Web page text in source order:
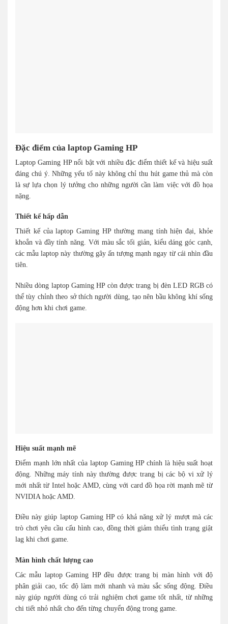
Đặc điểm của laptop Gaming HP
Laptop Gaming HP nổi bật với nhiều đặc điểm thiết kế và hiệu suất
đáng chú ý. Những yếu tố này không chỉ thu hút game thủ mà còn
là sự lựa chọn lý tưởng cho những người cần làm việc với đồ họa
nặng.
Thiết kế hấp dẫn
Thiết kế của laptop Gaming HP thường mang tính hiện đại, khỏe
khoắn và đầy tính năng. Với màu sắc tối giản, kiểu dáng góc cạnh,
các mẫu laptop này thường gây ấn tượng mạnh ngay từ cái nhìn đầu
tiên.
Nhiều dòng laptop Gaming HP còn được trang bị đèn LED RGB có
thể tùy chỉnh theo sở thích người dùng, tạo nên bầu không khí sống
động hơn khi chơi game.
Hiệu suất mạnh mẽ
Điểm mạnh lớn nhất của laptop Gaming HP chính là hiệu suất hoạt
động. Những máy tính này thường được trang bị các bộ vi xử lý
mới nhất từ Intel hoặc AMD, cùng với card đồ họa rời mạnh mẽ từ
NVIDIA hoặc AMD.
Điều này giúp laptop Gaming HP có khả năng xử lý mượt mà các
trò chơi yêu cầu cấu hình cao, đồng thời giảm thiểu tình trạng giật
lag khi chơi game.
Màn hình chất lượng cao
Các mẫu laptop Gaming HP đều được trang bị màn hình với độ
phân giải cao, tốc độ làm mới nhanh và màu sắc sống động. Điều
này giúp người dùng có trải nghiệm chơi game tốt nhất, từ những
chi tiết nhỏ nhất cho đến từng chuyển động trong game.